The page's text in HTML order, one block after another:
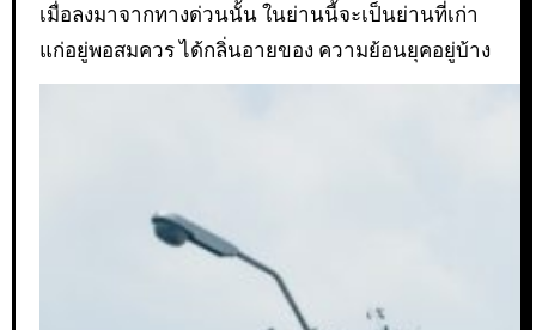
เมื่อลงมาจากทางด่วนนั้น ในย่านนี้จะเป็นย่านที่เก่า
แก่อยู่พอสมควร ได้กลิ่นอายของ ความย้อนยุคอยู่บ้าง